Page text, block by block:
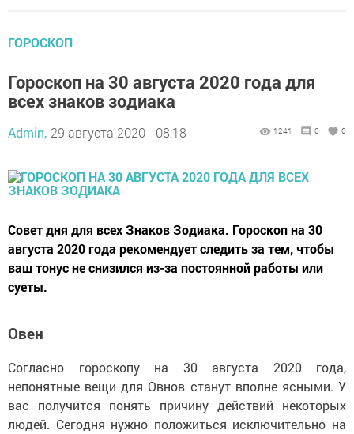
ГОРОСКОП
Гороскоп на 30 августа 2020 года для
всех знаков зодиака
Admin, 29 августа 2020 - 08:18 1241 0 0
Совет дня для всех Знаков Зодиака. Гороскоп на 30
августа 2020 года рекомендует следить за тем, чтобы
ваш тонус не снизился из-за постоянной работы или
суеты.
Овен
Согласно гороскопу на 30 августа 2020 года,
непонятные вещи для Овнов станут вполне ясными. У
вас получится понять причину действий некоторых
людей. Сегодня нужно положиться исключительно на